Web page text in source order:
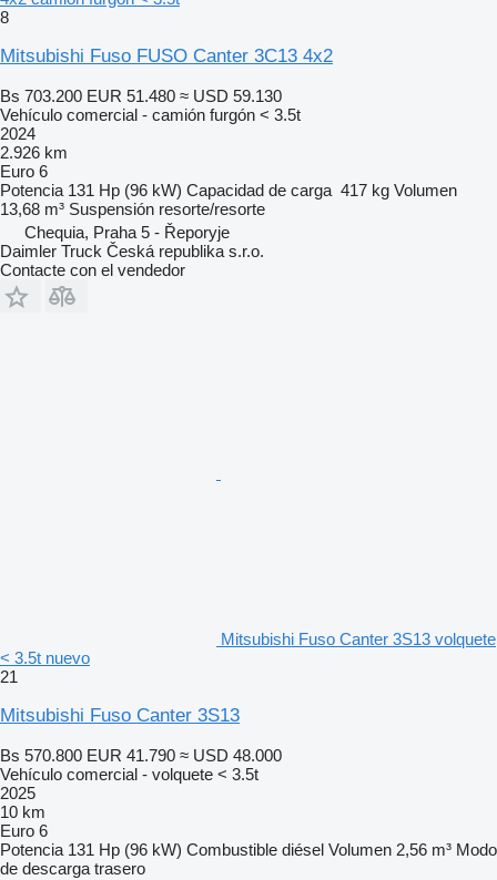
8
Mitsubishi Fuso FUSO Canter 3C13 4x2
Bs 703.200 EUR 51.480 ≈ USD 59.130
Vehículo comercial - camión furgón < 3.5t
2024
2.926 km
Euro 6
Potencia 131 Hp (96 kW) Capacidad de carga 417 kg Volumen
13,68 m³ Suspensión resorte/resorte
Chequia, Praha 5 - Řeporyje
Daimler Truck Česká republika s.r.o.
Contacte con el vendedor
Mitsubishi Fuso Canter 3S13 volquete
< 3.5t nuevo
21
Mitsubishi Fuso Canter 3S13
Bs 570.800 EUR 41.790 ≈ USD 48.000
Vehículo comercial - volquete < 3.5t
2025
10 km
Euro 6
Potencia 131 Hp (96 kW) Combustible diésel Volumen 2,56 m³ Modo
de descarga trasero